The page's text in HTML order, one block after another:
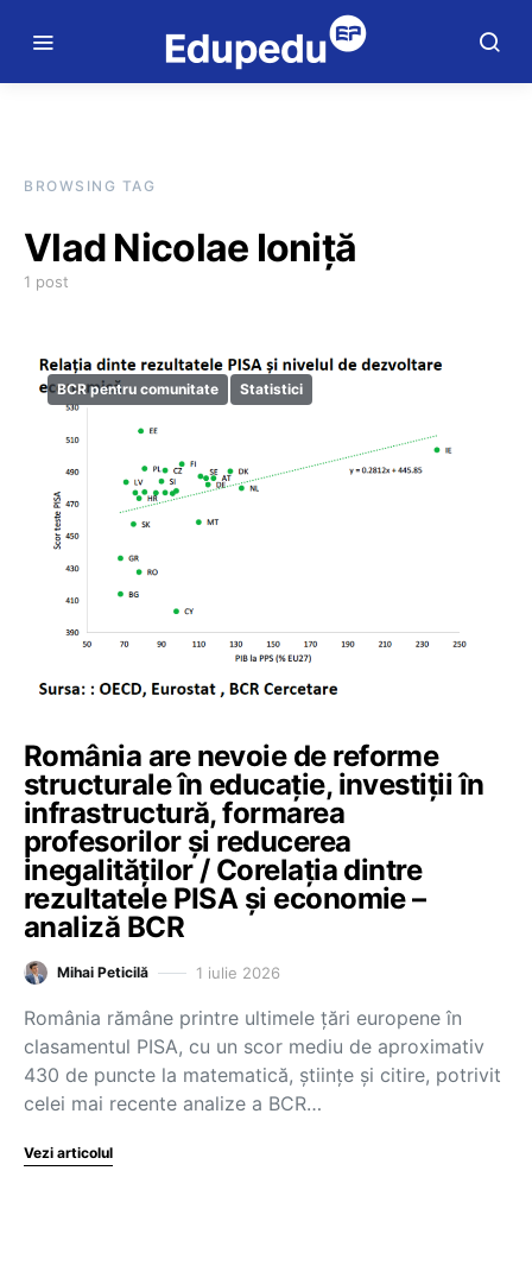
BROWSING TAG
Vlad Nicolae Ioniță
1 post
BCR pentru comunitate Statistici
România are nevoie de reforme
structurale în educație, investiții în
infrastructură, formarea
profesorilor și reducerea
inegalităților / Corelația dintre
rezultatele PISA și economie –
analiză BCR
Mihai Peticilă 1 iulie 2026
România rămâne printre ultimele țări europene în
clasamentul PISA, cu un scor mediu de aproximativ
430 de puncte la matematică, științe și citire, potrivit
celei mai recente analize a BCR…
Vezi articolul